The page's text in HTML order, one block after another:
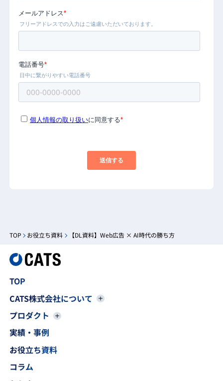
TOP お役立ち資料 【DL資料】Web広告 × AI時代の勝ち方
TOP
CATS株式会社について
プロダクト
実績・事例
お役立ち資料
コラム